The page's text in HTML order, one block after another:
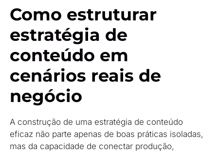
Como estruturar
estratégia de
conteúdo em
cenários reais de
negócio
A construção de uma estratégia de conteúdo
eficaz não parte apenas de boas práticas isoladas,
mas da capacidade de conectar produção,